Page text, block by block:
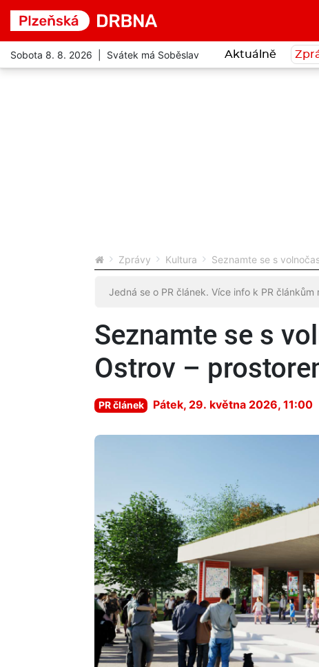
Sobota 8. 8. 2026 | Svátek má Soběslav Aktuálně
Zprávy Kultura Seznamte se s
Jedná se o PR článek. Více info k PR článkům
Seznamte se s
Ostrov –
PR článek Pátek, 29. května 2026, 11:00